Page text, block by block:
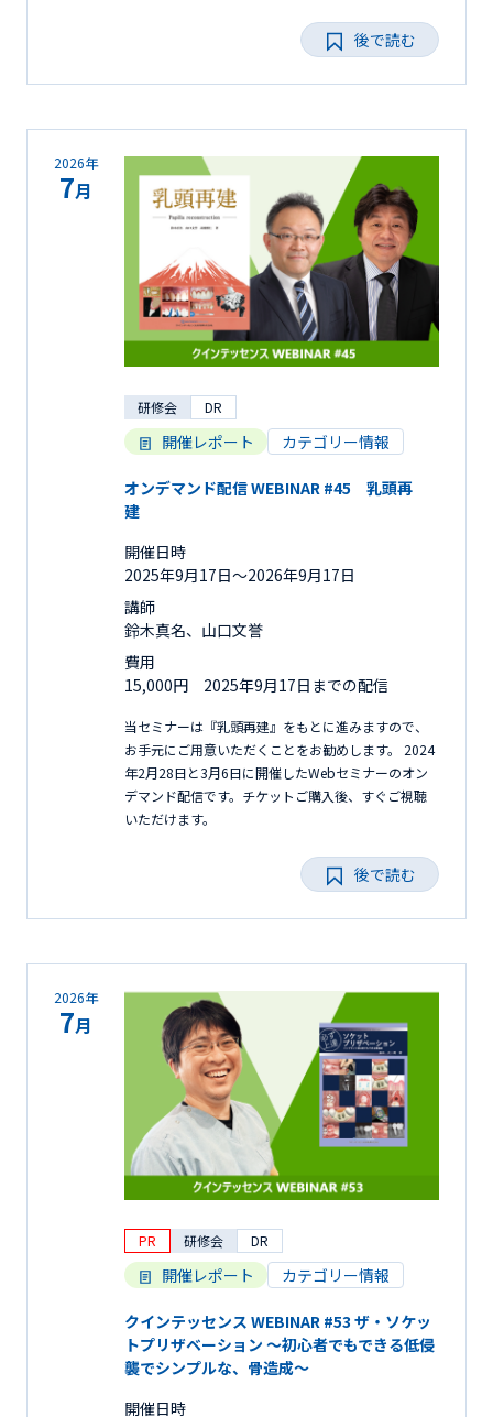
後で読む
2026年
7月
研修会 DR
開催レポート カテゴリー情報
オンデマンド配信 WEBINAR #45 乳頭再
建
開催日時
2025年9月17日〜2026年9月17日
講師
鈴木真名、山口文誉
費用
15,000円 2025年9月17日までの配信
当セミナーは『乳頭再建』をもとに進みますので、
お手元にご用意いただくことをお勧めします。 2024
年2月28日と3月6日に開催したWebセミナーのオン
デマンド配信です。チケットご購入後、すぐご視聴
いただけます。
後で読む
2026年
7月
PR 研修会 DR
開催レポート カテゴリー情報
クインテッセンス WEBINAR #53 ザ・ソケッ
トプリザベーション 〜初心者でもできる低侵
襲でシンプルな、骨造成〜
開催日時